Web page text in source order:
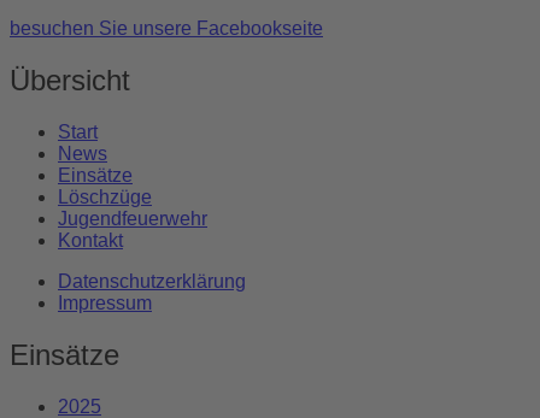
besuchen Sie unsere Facebookseite
Übersicht
Start
News
Einsätze
Löschzüge
Jugendfeuerwehr
Kontakt
Datenschutzerklärung
Impressum
Einsätze
2025